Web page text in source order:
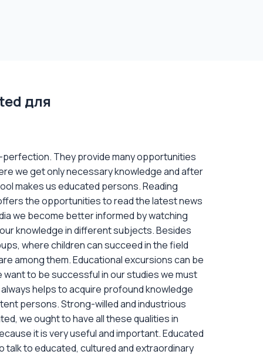
для
They provide many opportunities
we get only necessary knowledge and after
makes us educated persons. Reading
the opportunities to read the latest news
we become better informed by watching
knowledge in different subjects. Besides
where children can succeed in the field
among them. Educational excursions can be
want to be successful in our studies we must
helps to acquire profound knowledge
persons. Strong-willed and industrious
we ought to have all these qualities in
it is very useful and important. Educated
talk to educated, cultured and extraordinary